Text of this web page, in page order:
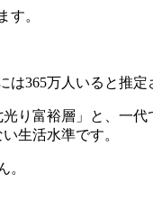
す。
365万人いると推定
り富裕層」と、一
生活水準です。
。